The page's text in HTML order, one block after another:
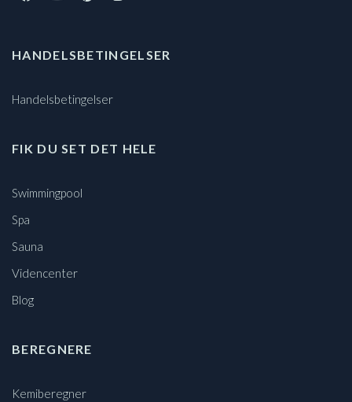
HANDELSBETINGELSER
Handelsbetingelser
FIK DU SET DET HELE
Swimmingpool
Spa
Sauna
Videncenter
Blog
BEREGNERE
Kemiberegner